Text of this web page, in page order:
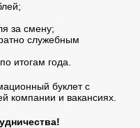
за смену;
служебным
итогам года.
буклет с
компании и вакансиях.